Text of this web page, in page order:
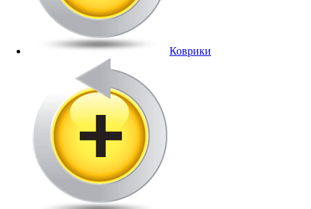
Коврики